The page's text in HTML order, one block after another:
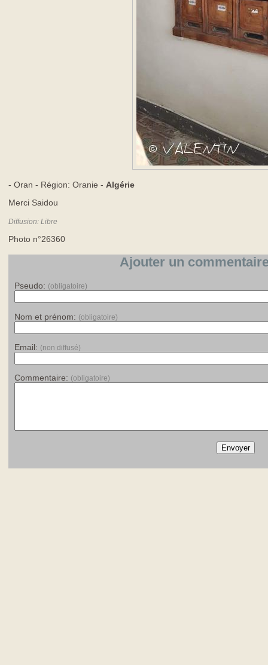
- Oran - Région: Oranie - Algérie
Merci Saidou
Diffusion: Libre
Photo n°26360
Ajouter un
Pseudo: (obligatoire)
Nom et prénom: (obligatoire)
Email: (non diffusé)
Commentaire: (obligatoire)